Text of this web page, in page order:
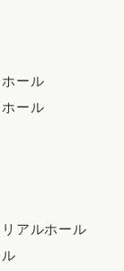
ール
ール
アルホール